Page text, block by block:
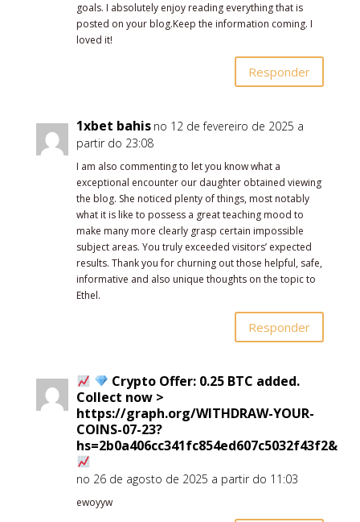
goals. I absolutely enjoy reading everything that is
posted on your blog.Keep the information coming. I
loved it!
Responder
1xbet bahis no 12 de fevereiro de 2025 a
partir do 23:08
I am also commenting to let you know what a
exceptional encounter our daughter obtained viewing
the blog. She noticed plenty of things, most notably
what it is like to possess a great teaching mood to
make many more clearly grasp certain impossible
subject areas. You truly exceeded visitors’ expected
results. Thank you for churning out those helpful, safe,
informative and also unique thoughts on the topic to
Ethel.
Responder
Crypto Offer: 0.25 BTC added.
Collect now >
https://graph.org/WITHDRAW-YOUR-
COINS-07-23?
hs=2b0a406cc341fc854ed607c5032f43f2&
no 26 de agosto de 2025 a partir do 11:03
ewoyyw